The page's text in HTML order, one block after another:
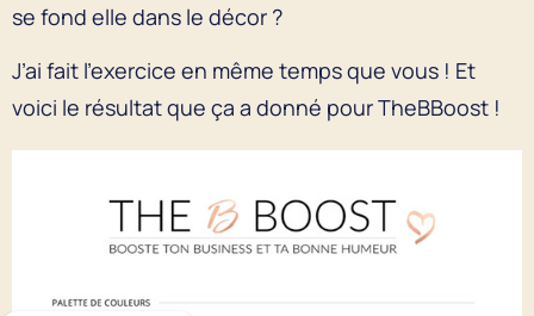
se fond elle dans le décor ?
J’ai fait l’exercice en même temps que vous ! Et
voici le résultat que ça a donné pour TheBBoost !